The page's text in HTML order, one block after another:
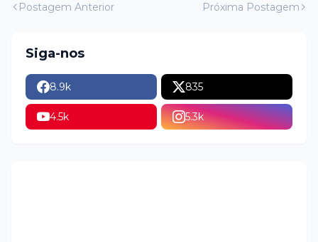
Postagem Anterior Próxima Postagem
Siga-nos
8.9k 835
4.5k 5.3k